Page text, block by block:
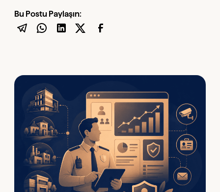
Bu Postu Paylaşın: